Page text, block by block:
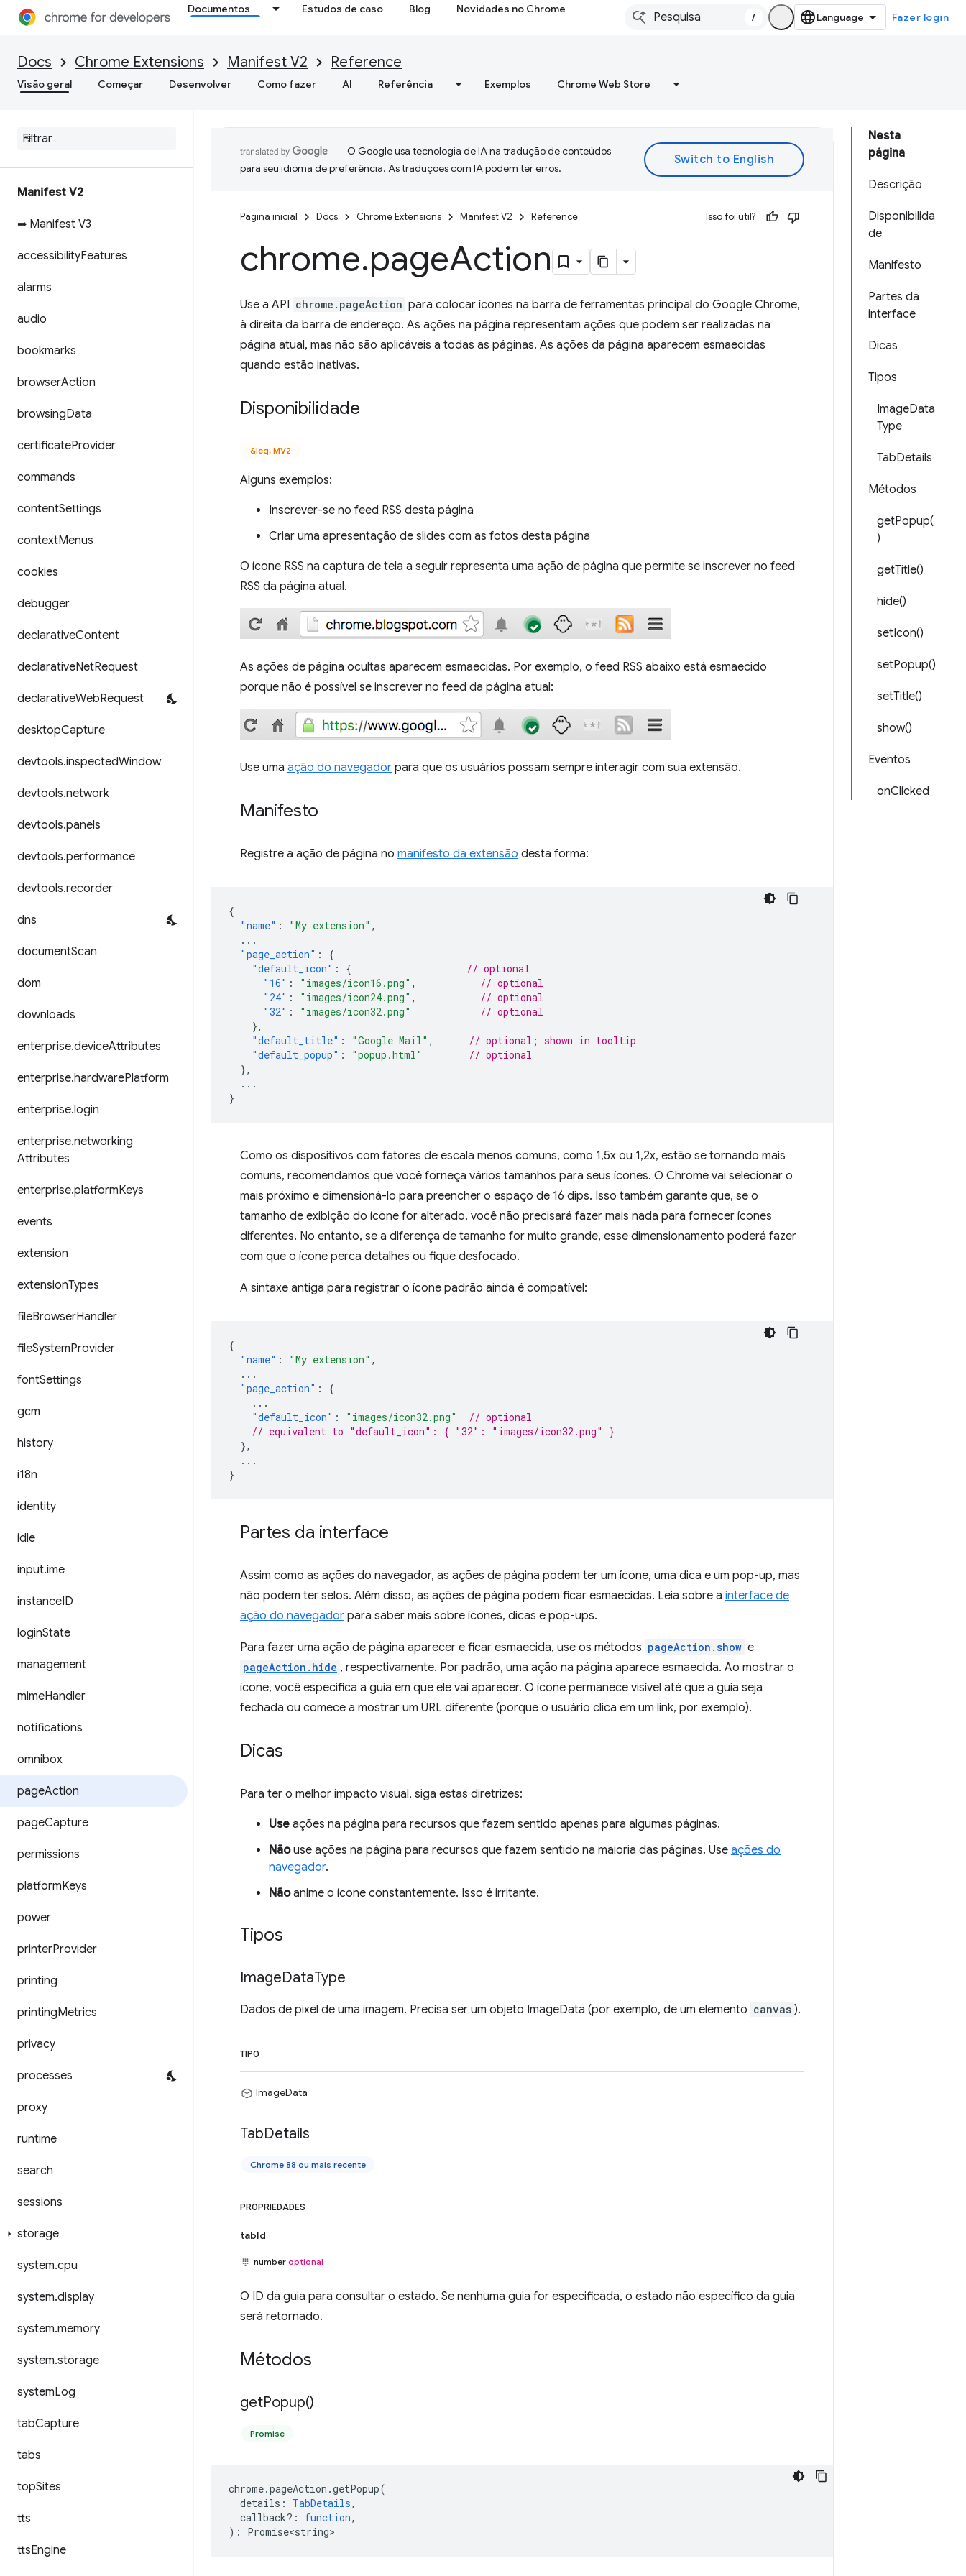
Documentos Estudos de caso Blog Novidades no Chrome
/ Fazer login
Docs Chrome Extensions Manifest V2 Reference
Visão geral Começar Desenvolver Como fazer AI Referência Exemplos Chrome Web Store
Manifest V2
➡ Manifest V3
accessibilityFeatures
alarms
audio
bookmarks
browserAction
browsingData
certificateProvider
commands
contentSettings
contextMenus
cookies
debugger
declarativeContent
declarativeNetRequest
declarativeWebRequest
desktopCapture
devtools.inspectedWindow
devtools.network
devtools.panels
devtools.performance
devtools.recorder
dns
documentScan
dom
downloads
enterprise.deviceAttributes
enterprise.hardwarePlatform
enterprise.login
enterprise.networking
Attributes
enterprise.platformKeys
events
extension
extensionTypes
fileBrowserHandler
fileSystemProvider
fontSettings
gcm
history
i18n
identity
idle
input.ime
instanceID
loginState
management
mimeHandler
notifications
omnibox
pageAction
pageCapture
permissions
platformKeys
power
printerProvider
printing
printingMetrics
privacy
processes
proxy
runtime
search
sessions
storage
system.cpu
system.display
system.memory
system.storage
systemLog
tabCapture
tabs
topSites
tts
ttsEngine
Nesta
página
Descrição
Disponibilida
de
Manifesto
Partes da
interface
Dicas
Tipos
ImageData
Type
TabDetails
Métodos
getPopup(
)
getTitle()
hide()
setIcon()
setPopup()
setTitle()
show()
Eventos
onClicked
O Google usa tecnologia de IA na tradução de conteúdos
para seu idioma de preferência. As traduções com IA podem ter erros.
Página inicial Docs Chrome Extensions Manifest V2 Reference Isso foi útil?
chrome.pageAction
Use a API chrome.pageAction para colocar ícones na barra de ferramentas principal do Google Chrome,
à direita da barra de endereço. As ações na página representam ações que podem ser realizadas na
página atual, mas não são aplicáveis a todas as páginas. As ações da página aparecem esmaecidas
quando estão inativas.
Disponibilidade
&leq; MV2
Alguns exemplos:
Inscrever-se no feed RSS desta página
Criar uma apresentação de slides com as fotos desta página
O ícone RSS na captura de tela a seguir representa uma ação de página que permite se inscrever no feed
RSS da página atual.
As ações de página ocultas aparecem esmaecidas. Por exemplo, o feed RSS abaixo está esmaecido
porque não é possível se inscrever no feed da página atual:
Use uma ação do navegador para que os usuários possam sempre interagir com sua extensão.
Manifesto
Registre a ação de página no manifesto da extensão desta forma:
{
"name" : "My extension" ,
...
"page_action" :
{
"default_icon" : {
// optional
"16" : "images/icon16.png" ,
// optional
"24" : "images/icon24.png" ,
// optional
"32" : "images/icon32.png"
// optional
},
"default_title" : "Google Mail" ,
// optional; shown in tooltip
"default_popup" : "popup.html"
// optional
},
...
}
Como os dispositivos com fatores de escala menos comuns, como 1,5x ou 1,2x, estão se tornando mais
comuns, recomendamos que você forneça vários tamanhos para seus ícones. O Chrome vai selecionar o
mais próximo e dimensioná-lo para preencher o espaço de 16 dips. Isso também garante que, se o
tamanho de exibição do ícone for alterado, você não precisará fazer mais nada para fornecer ícones
diferentes. No entanto, se a diferença de tamanho for muito grande, esse dimensionamento poderá fazer
com que o ícone perca detalhes ou fique desfocado.
A sintaxe antiga para registrar o ícone padrão ainda é compatível:
{
"name" : "My extension" ,
...
"page_action" :
{
...
"default_icon" : "images/icon32.png"
// optional
// equivalent to "default_icon": { "32": "images/icon32.png" }
},
...
}
Partes da interface
Assim como as ações do navegador, as ações de página podem ter um ícone, uma dica e um pop-up, mas
não podem ter selos. Além disso, as ações de página podem ficar esmaecidas. Leia sobre a interface de
ação do navegador para saber mais sobre ícones, dicas e pop-ups.
Para fazer uma ação de página aparecer e ficar esmaecida, use os métodos pageAction.show e
pageAction.hide , respectivamente. Por padrão, uma ação na página aparece esmaecida. Ao mostrar o
ícone, você especifica a guia em que ele vai aparecer. O ícone permanece visível até que a guia seja
fechada ou comece a mostrar um URL diferente (porque o usuário clica em um link, por exemplo).
Dicas
Para ter o melhor impacto visual, siga estas diretrizes:
Use ações na página para recursos que fazem sentido apenas para algumas páginas.
Nãouse ações na página para recursos que fazem sentido na maioria das páginas. Use ações do
navegador.
Nãoanime o ícone constantemente. Isso é irritante.
Tipos
ImageDataType
Dados de pixel de uma imagem. Precisa ser um objeto ImageData (por exemplo, de um elemento canvas ).
TIPO
ImageData
TabDetails
Chrome 88 ou mais recente
PROPRIEDADES
tabId
number optional
O ID da guia para consultar o estado. Se nenhuma guia for especificada, o estado não específico da guia
será retornado.
Métodos
getPopup()
Promise
chrome.pageAction .getPopup(
details : TabDetails,
callback? : function,
) : Promise<string>